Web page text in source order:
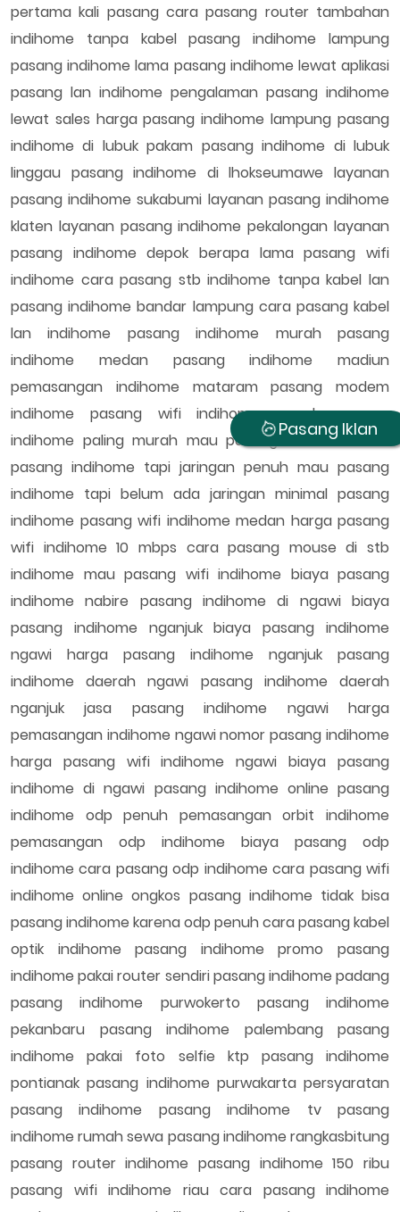
pertama kali pasang cara pasang router tambahan
indihome tanpa kabel pasang indihome lampung
pasang indihome lama pasang indihome lewat aplikasi
pasang lan indihome pengalaman pasang indihome
lewat sales harga pasang indihome lampung pasang
indihome di lubuk pakam pasang indihome di lubuk
linggau pasang indihome di lhokseumawe layanan
pasang indihome sukabumi layanan pasang indihome
klaten layanan pasang indihome pekalongan layanan
pasang indihome depok berapa lama pasang wifi
indihome cara pasang stb indihome tanpa kabel lan
pasang indihome bandar lampung cara pasang kabel
lan indihome pasang indihome murah pasang
indihome medan pasang indihome madiun
pemasangan indihome mataram pasang modem
indihome pasang wifi indihome murah pasang
indihome paling murah mau pasang indihome mau
pasang indihome tapi jaringan penuh mau pasang
indihome tapi belum ada jaringan minimal pasang
indihome pasang wifi indihome medan harga pasang
wifi indihome 10 mbps cara pasang mouse di stb
indihome mau pasang wifi indihome biaya pasang
indihome nabire pasang indihome di ngawi biaya
pasang indihome nganjuk biaya pasang indihome
ngawi harga pasang indihome nganjuk pasang
indihome daerah ngawi pasang indihome daerah
nganjuk jasa pasang indihome ngawi harga
pemasangan indihome ngawi nomor pasang indihome
harga pasang wifi indihome ngawi biaya pasang
indihome di ngawi pasang indihome online pasang
indihome odp penuh pemasangan orbit indihome
pemasangan odp indihome biaya pasang odp
indihome cara pasang odp indihome cara pasang wifi
indihome online ongkos pasang indihome tidak bisa
pasang indihome karena odp penuh cara pasang kabel
optik indihome pasang indihome promo pasang
indihome pakai router sendiri pasang indihome padang
pasang indihome purwokerto pasang indihome
pekanbaru pasang indihome palembang pasang
indihome pakai foto selfie ktp pasang indihome
pontianak pasang indihome purwakarta persyaratan
pasang indihome pasang indihome tv pasang
indihome rumah sewa pasang indihome rangkasbitung
pasang router indihome pasang indihome 150 ribu
pasang wifi indihome riau cara pasang indihome
Pasang Iklan